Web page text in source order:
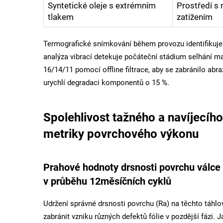
Syntetické oleje s extrémním
tlakem
Prostředí s
zatížením
Termografické snímkování během provozu
analýza vibrací detekuje počáteční stádium selhání
16/14/11 pomocí offline filtrace, aby se zabránilo
urychlí degradaci komponentů o 15 %.
Spolehlivost tažného a
metriky povrchového výkonu
Prahové hodnoty drsnosti povrchu
v průběhu 12měsíčních cyklů
Udržení správné drsnosti povrchu (Ra) na těchto
zabránit vzniku různých defektů fólie v pozdější fázi.